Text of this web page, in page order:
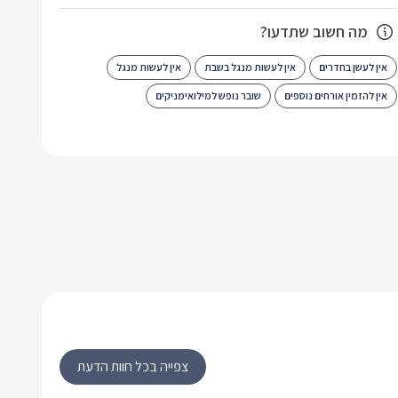
מה חשוב שתדעו?
אין לעשן בחדרים אין לעשות מנגל בשבת אין לעשות מנגל
אין להזמין אורחים נוספים שובר נופש למילואימניקים
צפייה בכל חוות הדעת